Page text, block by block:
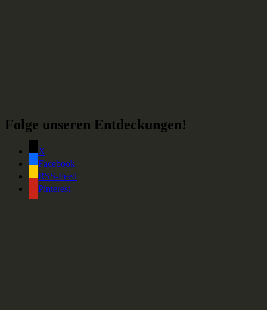
Folge unseren Entdeckungen!
X
Facebook
RSS-Feed
Pinterest